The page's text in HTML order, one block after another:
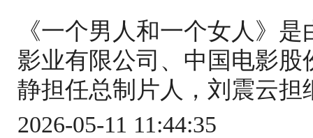
《一个男人和一个女人》
影业有限公司、中国电影
静担任总制片人，刘震云
2026-05-11 11:44:35